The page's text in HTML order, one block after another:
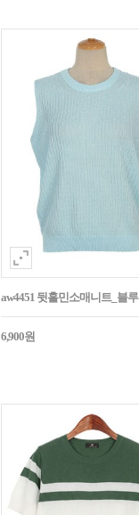
aw4451 뒷홀민소매니트_블루
6,900원